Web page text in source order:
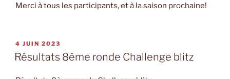
Merci à tous les participants, et à la saison prochaine!
PUBLIÉ
LE
4 JUIN 2023
Résultats 8ème ronde Challenge blitz